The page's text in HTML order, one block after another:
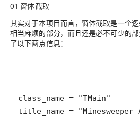
01 窗体截取
其实对于本项目而言，窗体截取是一个
相当麻烦的部分，而且还是必不可少的
了以下两点信息：
title_name =